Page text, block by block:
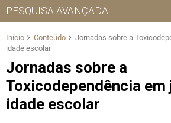
PESQUISA AVANÇADA
Início Conteúdo
Jornadas sobre a
idade escolar
Jornadas sobre a
Toxicodependência em
idade escolar